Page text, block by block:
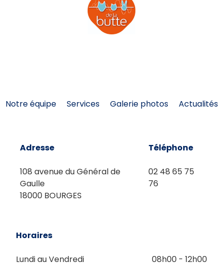
Notre équipe Services Galerie photos Actualités
Adresse
108 avenue du Général de
Gaulle
18000 BOURGES
Téléphone
02 48 65 75
76
Horaires
Lundi au Vendredi 08h00 - 12h00